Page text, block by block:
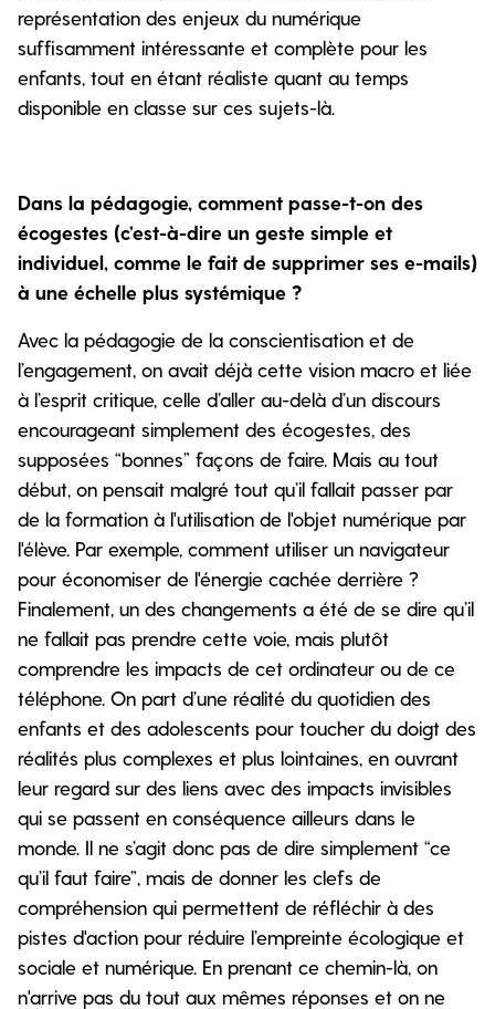
représentation des enjeux du numérique
suffisamment intéressante et complète pour les
enfants, tout en étant réaliste quant au temps
disponible en classe sur ces sujets-là.
Dans la pédagogie, comment passe-t-on des
écogestes (c’est-à-dire un geste simple et
individuel, comme le fait de supprimer ses e-mails)
à une échelle plus systémique ?
Avec la pédagogie de la conscientisation et de
l’engagement, on avait déjà cette vision macro et liée
à l’esprit critique, celle d’aller au-delà d’un discours
encourageant simplement des écogestes, des
supposées “bonnes” façons de faire. Mais au tout
début, on pensait malgré tout qu’il fallait passer par
de la formation à l'utilisation de l'objet numérique par
l'élève. Par exemple, comment utiliser un navigateur
pour économiser de l'énergie cachée derrière ?
Finalement, un des changements a été de se dire qu’il
ne fallait pas prendre cette voie, mais plutôt
comprendre les impacts de cet ordinateur ou de ce
téléphone. On part d’une réalité du quotidien des
enfants et des adolescents pour toucher du doigt des
réalités plus complexes et plus lointaines, en ouvrant
leur regard sur des liens avec des impacts invisibles
qui se passent en conséquence ailleurs dans le
monde. Il ne s’agit donc pas de dire simplement “ce
qu’il faut faire”, mais de donner les clefs de
compréhension qui permettent de réfléchir à des
pistes d'action pour réduire l’empreinte écologique et
sociale et numérique. En prenant ce chemin-là, on
n'arrive pas du tout aux mêmes réponses et on ne